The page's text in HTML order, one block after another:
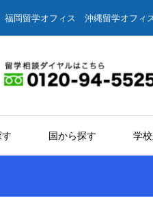
福岡留学オフィス 沖縄留学オフィ
国から探す 学